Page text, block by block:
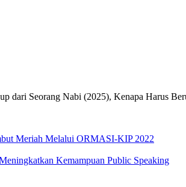
dari Seorang Nabi (2025), Kenapa Harus
Meriah Melalui ORMASI-KIP 2022
Kemampuan Public Speaking